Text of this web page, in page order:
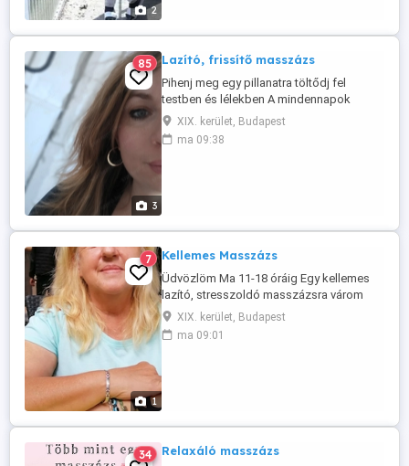
2
3
85 Lazító, frissítő masszázs
Pihenj meg egy pillanatra töltődj fel
testben és lélekben A mindennapok
rohanásában mindenkinek szüksége van
egy kis megállásra. Egy helyre, ahol
lelassulhatsz, elengedheted a
XIX. kerület, Budapest
ma 09:38
1
7 Kellemes Masszázs
Üdvözlöm Ma 11-18 óráig Egy kellemes
lazító, stresszoldó masszázsra várom
Önt, ha munka után szeretne lazítani vagy
csak szeretne egy kellemes masszázst.
Kevés az ideje? Fél órás masszázsra is
XIX. kerület, Budapest
ma 09:01
34 Relaxáló masszázs